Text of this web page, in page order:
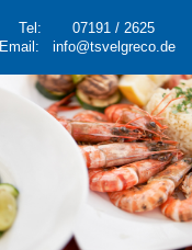
Tel: 07191 / 2625
Email:
info@tsvelgreco.de